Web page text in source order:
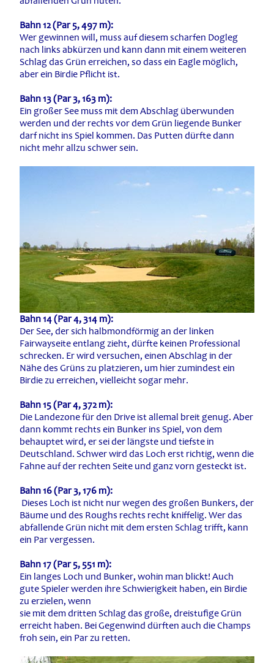
Bahn 12 (Par 5, 497 m):
Wer gewinnen will, muss auf diesem scharfen Dogleg
nach links abkürzen und kann dann mit einem weiteren
Schlag das Grün erreichen, so dass ein Eagle möglich,
aber ein Birdie Pflicht ist.
Bahn 13 (Par 3, 163 m):
Ein großer See muss mit dem Abschlag überwunden
werden und der rechts vor dem Grün liegende Bunker
darf nicht ins Spiel kommen. Das Putten dürfte dann
nicht mehr allzu schwer sein.
Bahn 14 (Par 4, 314 m):
Der See, der sich halbmondförmig an der linken
Fairwayseite entlang zieht, dürfte keinen Professional
schrecken. Er wird versuchen, einen Abschlag in der
Nähe des Grüns zu platzieren, um hier zumindest ein
Birdie zu erreichen, vielleicht sogar mehr.
Bahn 15 (Par 4, 372 m):
Die Landezone für den Drive ist allemal breit genug. Aber
dann kommt rechts ein Bunker ins Spiel, von dem
behauptet wird, er sei der längste und tiefste in
Deutschland. Schwer wird das Loch erst richtig, wenn die
Fahne auf der rechten Seite und ganz vorn gesteckt ist.
Bahn 16 (Par 3, 176 m):
Dieses Loch ist nicht nur wegen des großen Bunkers, der
Bäume und des Roughs rechts recht kniffelig. Wer das
abfallende Grün nicht mit dem ersten Schlag trifft, kann
ein Par vergessen.
Bahn 17 (Par 5, 551 m):
Ein langes Loch und Bunker, wohin man blickt! Auch
gute Spieler werden ihre Schwierigkeit haben, ein Birdie
zu erzielen, wenn
sie mit dem dritten Schlag das große, dreistufige Grün
erreicht haben. Bei Gegenwind dürften auch die Champs
froh sein, ein Par zu retten.